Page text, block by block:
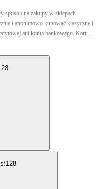
sposób na zakupy w sklepach
i anonimowo kupować klasyczne i
ani konta bankowego. Kart ...
128